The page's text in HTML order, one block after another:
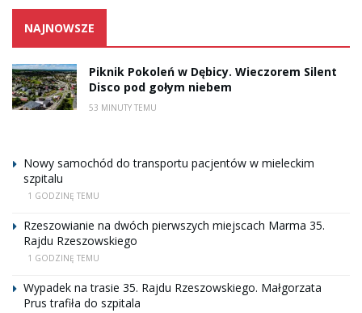
NAJNOWSZE
Piknik Pokoleń w Dębicy. Wieczorem Silent
Disco pod gołym niebem
53 MINUTY TEMU
Nowy samochód do transportu pacjentów w mieleckim
szpitalu
1 GODZINĘ TEMU
Rzeszowianie na dwóch pierwszych miejscach Marma 35.
Rajdu Rzeszowskiego
1 GODZINĘ TEMU
Wypadek na trasie 35. Rajdu Rzeszowskiego. Małgorzata
Prus trafiła do szpitala